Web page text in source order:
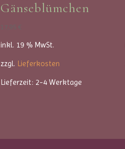
Gänseblümchen
17,95 €
inkl. 19 % MwSt.
zzgl. Lieferkosten
Lieferzeit: 2-4 Werktage